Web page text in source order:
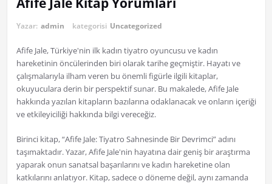
Yazar: admin kategorisi Uncategorized
Afife Jale, Türkiye'nin ilk kadın tiyatro oyuncusu ve kadın
hareketinin öncülerinden biri olarak tarihe geçmiştir. Hayatı ve
çalışmalarıyla ilham veren bu önemli figürle ilgili kitaplar,
okuyuculara derin bir perspektif sunar. Bu makalede, Afife Jale
hakkında yazılan kitapların bazılarına odaklanacak ve onların içeriği
ve etkileyiciliği hakkında bilgi vereceğiz.
Birinci kitap, “Afife Jale: Tiyatro Sahnesinde Bir Devrimci” adını
taşımaktadır. Yazar, Afife Jale'nin hayatına dair geniş bir araştırma
yaparak onun sanatsal başarılarını ve kadın hareketine olan
katkılarını anlatıyor. Kitap, sadece o döneme değil, aynı zamanda